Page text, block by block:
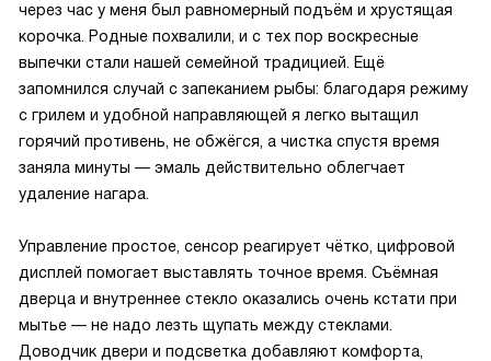
через час у меня был равномерный подъём и хрустящая
корочка. Родные похвалили, и с тех пор воскресные
выпечки стали нашей семейной традицией. Ещё
запомнился случай с запеканием рыбы: благодаря режиму
с грилем и удобной направляющей я легко вытащил
горячий противень, не обжёгся, а чистка спустя время
заняла минуты — эмаль действительно облегчает
удаление нагара.
Управление простое, сенсор реагирует чётко, цифровой
дисплей помогает выставлять точное время. Съёмная
дверца и внутреннее стекло оказались очень кстати при
мытье — не надо лезть щупать между стеклами.
Доводчик двери и подсветка добавляют комфорта,